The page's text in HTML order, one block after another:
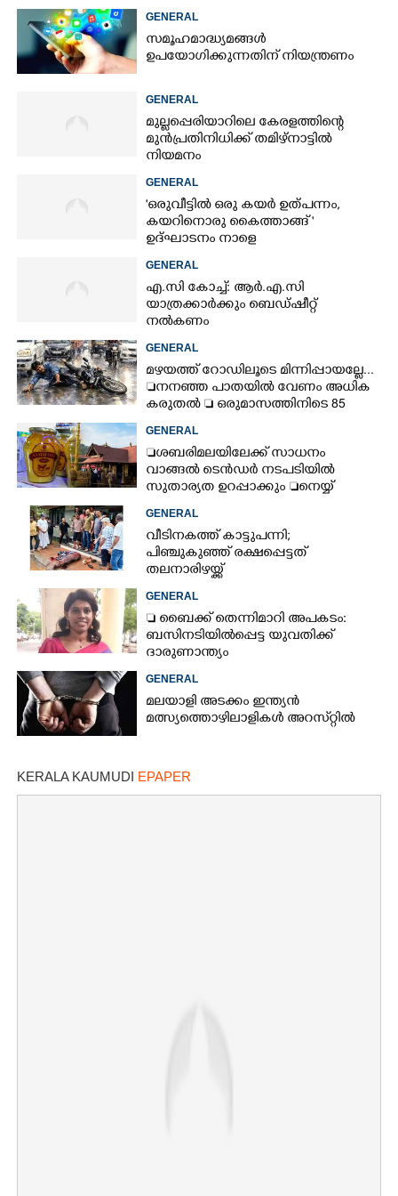
GENERAL
സമൂഹമാദ്ധ്യമങ്ങൾ
ഉപയോഗിക്കുന്നതിന് നിയന്ത്രണം
GENERAL
മുല്ലപ്പെരിയാറിലെ കേരളത്തിന്റെ
മുൻപ്രതിനിധിക്ക് തമിഴ്നാട്ടിൽ
നിയമനം
GENERAL
'ഒരുവീട്ടിൽ ഒരു കയർ ഉത്പന്നം,
കയറിനൊരു കൈത്താങ്ങ് '
ഉദ്ഘാടനം നാളെ
GENERAL
എ.സി കോച്ച്: ആർ.എ.സി
യാത്രക്കാർക്കും ബെഡ്ഷീറ്റ്
നൽകണം
GENERAL
മഴയത്ത് റോഡിലൂടെ മിന്നിപ്പായല്ലേ...
നനഞ്ഞ പാതയിൽ വേണം അധിക
കരുതൽ  ഒരുമാസത്തിനിടെ 85
GENERAL
ശബരിമലയിലേക്ക് സാധനം
വാങ്ങൽ ടെൻ‌ഡർ നടപടിയിൽ
സുതാര്യത ഉറപ്പാക്കും നെയ്യ്
GENERAL
വീടിനകത്ത് കാട്ടുപന്നി;
പിഞ്ചുകുഞ്ഞ് രക്ഷപ്പെട്ടത്
തലനാരിഴയ്ക്ക്
GENERAL
 ബൈക്ക് തെന്നിമാറി അപകടം:
ബസിനടിയിൽപ്പെട്ട യുവതിക്ക്
ദാരുണാന്ത്യം
GENERAL
മലയാളി അടക്കം ഇന്ത്യൻ
മത്സ്യത്തൊഴിലാളികൾ അറസ്‌റ്റിൽ
KERALA KAUMUDI EPAPER